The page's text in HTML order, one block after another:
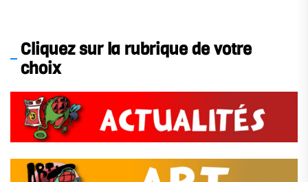
Cliquez sur la rubrique de votre
choix